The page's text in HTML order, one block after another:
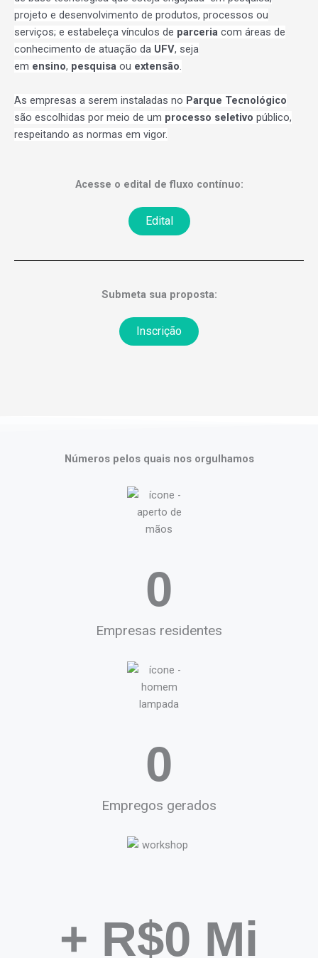
projeto e desenvolvimento de produtos, processos ou
serviços; e estabeleça vínculos de parceria com áreas de
conhecimento de atuação da UFV, seja
em ensino, pesquisa ou extensão.
As empresas a serem instaladas no Parque Tecnológico
são escolhidas por meio de um processo seletivo público,
respeitando as normas em vigor.
Acesse o edital de fluxo contínuo:
Edital
Submeta sua proposta:
Inscrição
Números pelos quais nos orgulhamos
Empresas residentes
0
Empregos gerados
0
+ R$0 Mi